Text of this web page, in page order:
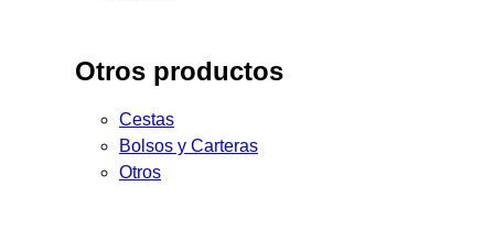
Otros productos
Cestas
Bolsos y Carteras
Otros